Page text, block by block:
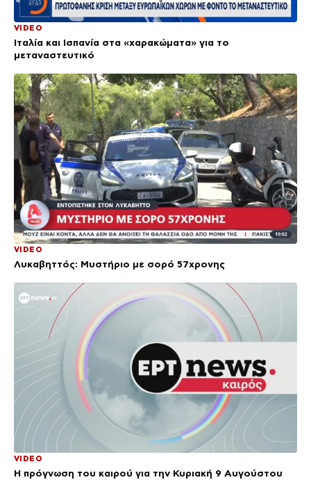
VIDEO
Ιταλία και Ισπανία στα «χαρακώματα» για το
μεταναστευτικό
VIDEO
Λυκαβηττός: Μυστήριο με σορό 57χρονης
VIDEO
Η πρόγνωση του καιρού για την Κυριακή 9 Αυγούστου